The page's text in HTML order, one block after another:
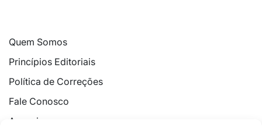
Quem Somos
Princípios Editoriais
Política de Correções
Fale Conosco
Anuncie